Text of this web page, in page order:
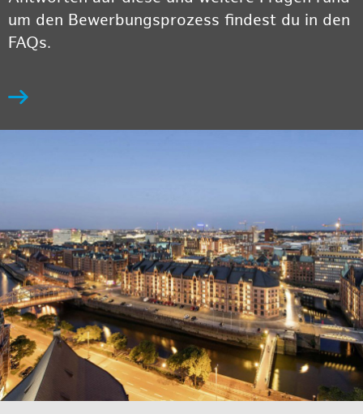
um den Bewerbungsprozess findest du in den
FAQs.